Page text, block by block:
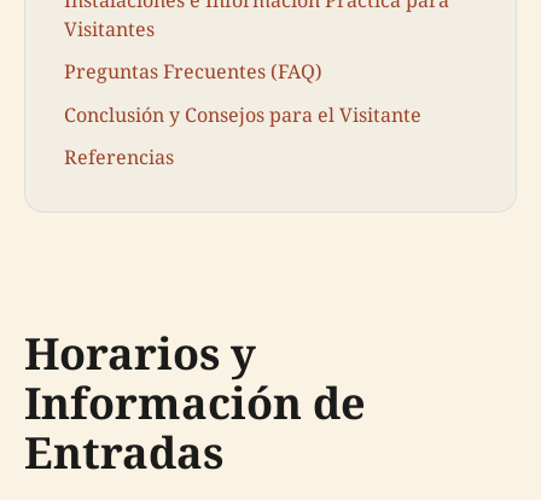
Visitantes
Preguntas Frecuentes (FAQ)
Conclusión y Consejos para el Visitante
Referencias
Horarios y
Información de
Entradas